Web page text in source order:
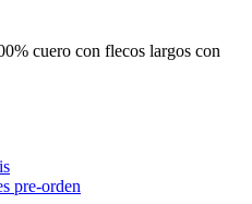
cuero con flecos largos con